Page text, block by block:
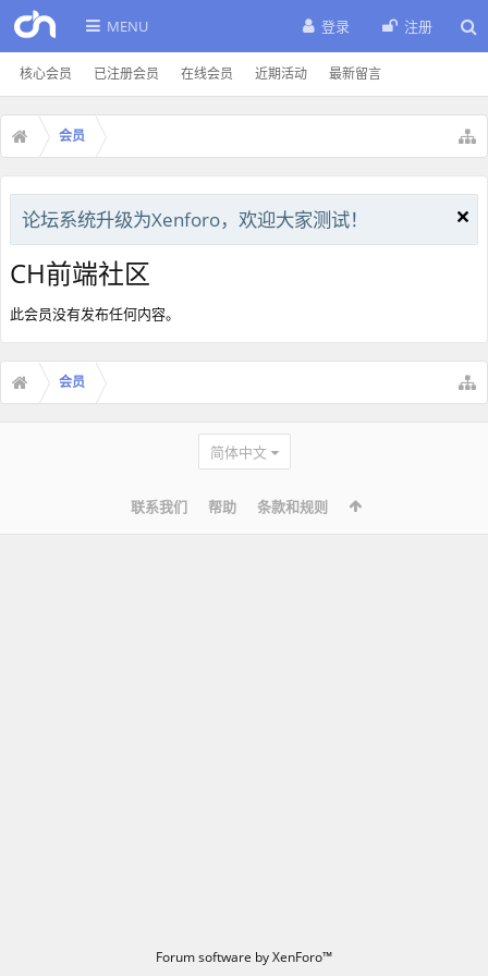
MENU
核心会员 已注册会员 在线会员 近期活动 最新留言
登录 注册
会员
论坛系统升级为Xenforo，欢迎大家测试！
CH前端社区
此会员没有发布任何内容。
会员
简体中文
联系我们 帮助 条款和规则
Forum software by XenForo™